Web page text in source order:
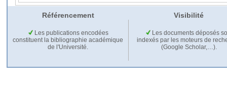
Référencement Visibilité
Les publications encodées
constituent la bibliographie académique
de l'Université.
Les documents déposés
indexés par les moteurs de
(Google Scholar,…).